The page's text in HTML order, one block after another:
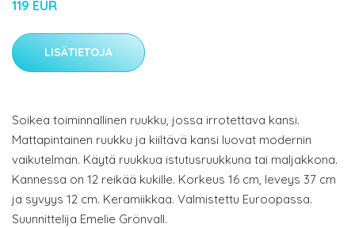
119 EUR
LISÄTIETOJA
Soikea toiminnallinen ruukku, jossa irrotettava kansi.
Mattapintainen ruukku ja kiiltävä kansi luovat modernin
vaikutelman. Käytä ruukkua istutusruukkuna tai maljakkona.
Kannessa on 12 reikää kukille. Korkeus 16 cm, leveys 37 cm
ja syvyys 12 cm. Keramiikkaa. Valmistettu Euroopassa.
Suunnittelija Emelie Grönvall.